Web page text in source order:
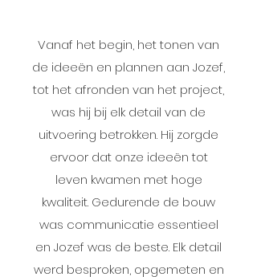
Vanaf het begin, het tonen van
de ideeën en plannen aan Jozef,
tot het afronden van het project,
was hij bij elk detail van de
uitvoering betrokken. Hij zorgde
ervoor dat onze ideeën tot
leven kwamen met hoge
kwaliteit. Gedurende de bouw
was communicatie essentieel
en Jozef was de beste. Elk detail
werd besproken, opgemeten en